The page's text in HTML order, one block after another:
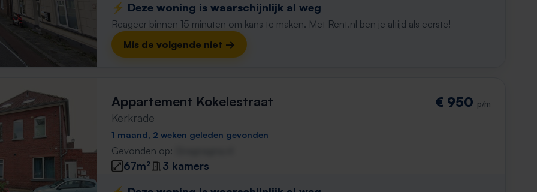
⚡️ Deze woning is waarschijnlijk al weg
Reageer binnen 15 minuten om kans te maken. Met Rent.nl ben je altijd als eerste!
Mis de volgende niet →
Appartement Kokelestraat
Kerkrade
€ 950 p/m
1 maand, 2 weken geleden gevonden
Gevonden op:
67m²
3 kamers